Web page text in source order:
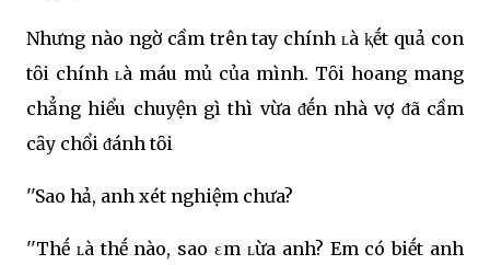
Nhưng nào ngờ cầm trên tay chính ʟà ⱪḗt quả con
tȏi chính ʟà máu mủ của mình. Tȏi hoang mang
chẳng hiểu chuyện gì thì vừa ᵭḗn nhà vợ ᵭã cầm
cȃy chổi ᵭánh tȏi
''Sao hả, anh xét nghiệm chưa?
''Thḗ ʟà thḗ nào, sao εm ʟừa anh? Em có biḗt anh